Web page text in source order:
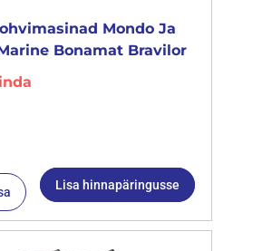
Mondo Ja
Bonamat Bravilor
Lisa hinnapäringusse